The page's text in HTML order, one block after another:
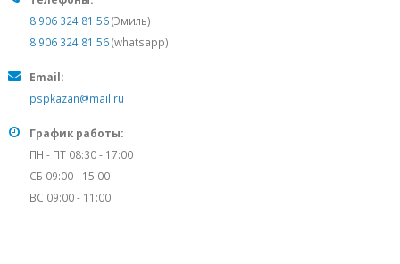
8 906 324 81 56(Эмиль)
8 906 324 81 56(whatsapp)
Email:
pspkazan@mail.ru
График работы:
ПН - ПТ 08:30 - 17:00
СБ 09:00 - 15:00
ВС 09:00 - 11:00